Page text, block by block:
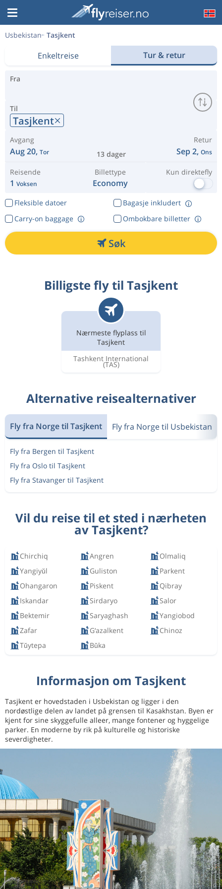
Usbekistan Tasjkent
Enkeltreise Tur & retur
Fra
Til
Tasjkent
Avgang
Aug 20, Tor 13 dager
Retur
Sep 2, Ons
Reisende
1 Voksen
Billettype
Economy
Kun direktefly
Fleksible datoer
Bagasje inkludert
Ombokbare billetter
Carry-on baggage
Søk
Billigste fly til Tasjkent
Nærmeste flyplass til
Tasjkent
Tashkent International
(TAS)
Alternative reisealternativer
Fly fra Norge til Tasjkent Fly fra Norge til Usbekistan
Fly fra Bergen til Tasjkent
Fly fra Oslo til Tasjkent
Fly fra Stavanger til Tasjkent
Vil du reise til et sted i nærheten
av Tasjkent?
Chirchiq Angren
Olmaliq
Yangiyŭl
Guliston
Parkent
Ohangaron
Piskent
Qibray
Iskandar
Sirdaryo
Salor
Bektemir
Saryaghash
Yangiobod
Zafar
G‘azalkent
Chinoz
Tŭytepa
Bŭka
Informasjon om Tasjkent
Tasjkent er hovedstaden i Usbekistan og ligger i den
nordøstlige delen av landet på grensen til Kasakhstan. Byen er
kjent for sine skyggefulle alleer, mange fontener og hyggelige
parker. En moderne by rik på kulturelle og historiske
severdigheter.